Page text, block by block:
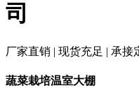
司
厂家直销 | 现货充足 | 承接
蔬菜栽培温室大棚